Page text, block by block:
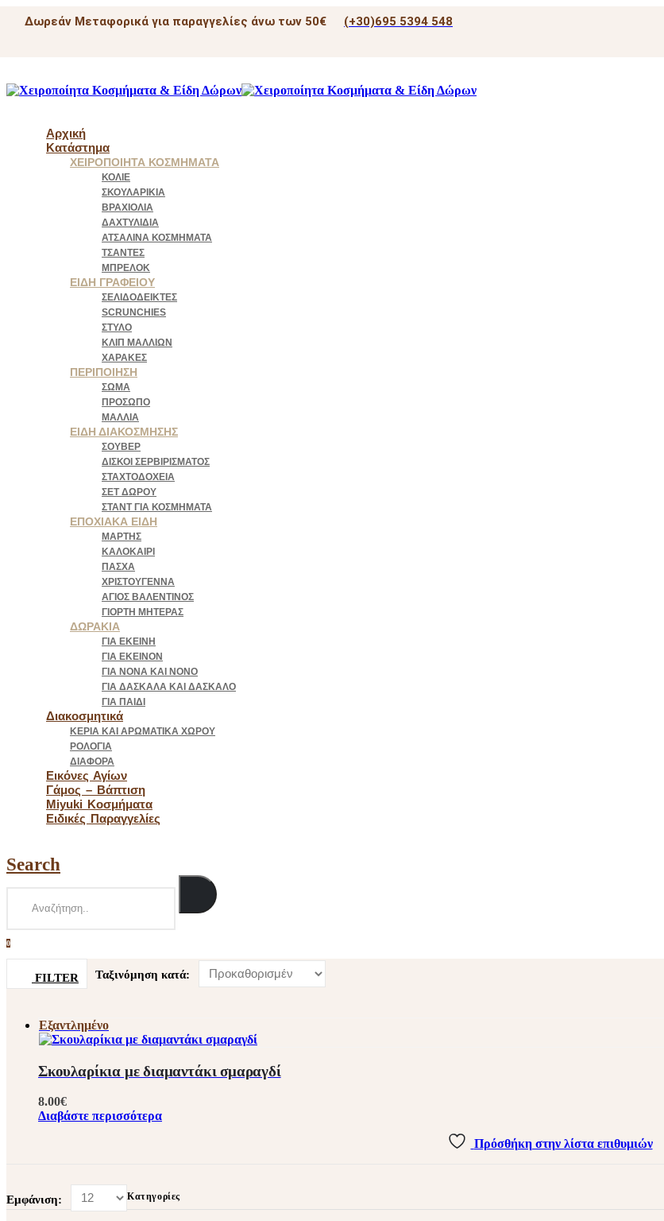
Δωρεάν Μεταφορικά για παραγγελίες άνω των 50€ (+30)695 5394 548
Αρχική
Κατάστημα
ΧΕΙΡΟΠΟΊΗΤΑ ΚΟΣΜΉΜΑΤΑ
ΚΟΛΙΈ
ΣΚΟΥΛΑΡΊΚΙΑ
ΒΡΑΧΙΌΛΙΑ
ΔΑΧΤΥΛΊΔΙΑ
ΑΤΣΆΛΙΝΑ ΚΟΣΜΉΜΑΤΑ
ΤΣΆΝΤΕΣ
ΜΠΡΕΛΌΚ
ΕΊΔΗ ΓΡΑΦΕΊΟΥ
ΣΕΛΙΔΟΔΕΊΚΤΕΣ
SCRUNCHIES
ΣΤΥΛΌ
ΚΛΙΠ ΜΑΛΛΙΏΝ
ΧΆΡΑΚΕΣ
ΠΕΡΙΠΟΊΗΣΗ
ΣΏΜΑ
ΠΡΌΣΩΠΟ
ΜΑΛΛΙΆ
ΕΊΔΗ ΔΙΑΚΌΣΜΗΣΗΣ
ΣΟΥΒΈΡ
ΔΊΣΚΟΙ ΣΕΡΒΙΡΊΣΜΑΤΟΣ
ΣΤΑΧΤΟΔΟΧΕΊΑ
ΣΕΤ ΔΏΡΟΥ
ΣΤΑΝΤ ΓΙΑ ΚΟΣΜΉΜΑΤΑ
ΕΠΟΧΙΑΚΆ ΕΊΔΗ
ΜΆΡΤΗΣ
ΚΑΛΟΚΑΊΡΙ
ΠΆΣΧΑ
ΧΡΙΣΤΟΎΓΕΝΝΑ
ΆΓΙΟΣ ΒΑΛΕΝΤΊΝΟΣ
ΓΙΟΡΤΉ ΜΗΤΈΡΑΣ
ΔΩΡΑΚΙΑ
ΓΙΑ ΕΚΕΙΝΗ
ΓΙΑ ΕΚΕΙΝΟΝ
ΓΙΑ ΝΟΝΑ ΚΑΙ ΝΟΝΟ
ΓΙΑ ΔΑΣΚΑΛΑ ΚΑΙ ΔΑΣΚΑΛΟ
ΓΙΑ ΠΑΙΔΙ
Διακοσμητικά
ΚΕΡΙΆ ΚΑΙ ΑΡΩΜΑΤΙΚΆ ΧΏΡΟΥ
ΡΟΛΌΓΙΑ
ΔΙΆΦΟΡΑ
Εικόνες Αγίων
Γάμος – Βάπτιση
Miyuki Κοσμήματα
Ειδικές Παραγγελίες
Search
0
FILTER Ταξινόμηση κατά:
Εξαντλημένο
Σκουλαρίκια με διαμαντάκι σμαραγδί
8.00€
Διαβάστε περισσότερα
Πρόσθήκη στην λίστα επιθυμιών
Εμφάνιση: Κατηγορίες